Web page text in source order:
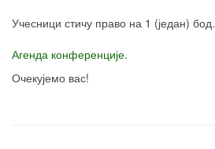
Учесници стичу право на 1 (један) бод.
Агенда конференције.
Очекујемо вас!